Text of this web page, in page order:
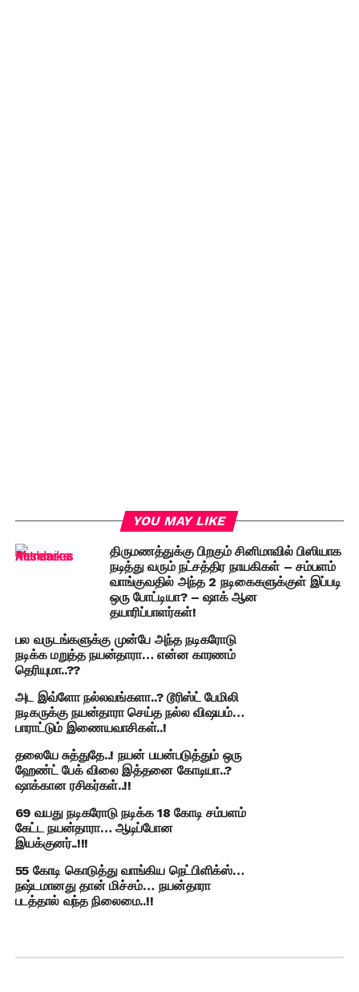
YOU MAY LIKE
திருமணத்துக்கு பிறகும் சினிமாவில் பிஸியாக
நடித்து வரும் நட்சத்திர நாயகிகள் – சம்பளம்
வாங்குவதில் அந்த 2 நடிகைகளுக்குள் இப்படி
ஒரு போட்டியா? – ஷாக் ஆன
தயாரிப்பாளர்கள்!
பல வருடங்களுக்கு முன்பே அந்த நடிகரோடு
நடிக்க மறுத்த நயன்தாரா… என்ன காரணம்
தெரியுமா..??
அட இவ்ளோ நல்லவங்களா..? டூரிஸ்ட் பேமிலி
நடிகருக்கு நயன்தாரா செய்த நல்ல விஷயம்…
பாராட்டும் இணையவாசிகள்..!
தலையே சுத்துதே..! நயன் பயன்படுத்தும் ஒரு
ஹேண்ட் பேக் விலை இத்தனை கோடியா..?
ஷாக்கான ரசிகர்கள்..!!
69 வயது நடிகரோடு நடிக்க 18 கோடி சம்பளம்
கேட்ட நயன்தாரா… ஆடிப்போன
இயக்குனர்..!!!
55 கோடி கொடுத்து வாங்கிய நெட்பிளிக்ஸ்…
நஷ்டமானது தான் மிச்சம்… நயன்தாரா
படத்தால் வந்த நிலைமை..!!